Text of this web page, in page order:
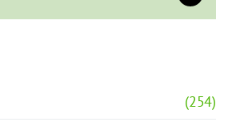
(254)